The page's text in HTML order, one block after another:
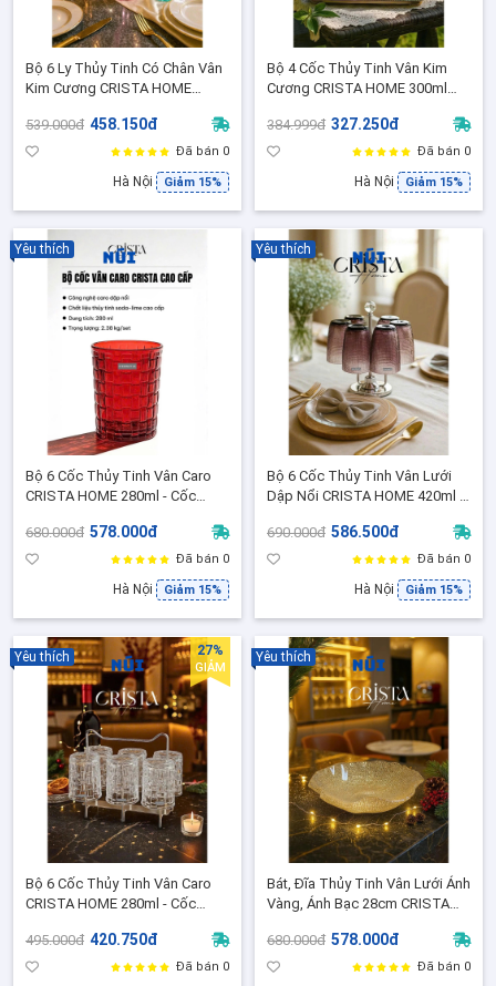
Bộ 6 Ly Thủy Tinh Có Chân Vân
Kim Cương CRISTA HOME
Pastel, Chính Hãng 60222-MIX
539.000đ 458.150đ
Đã bán 0
Hà Nội Giảm 15%
Bộ 4 Cốc Thủy Tinh Vân Kim
Cương CRISTA HOME 300ml
Trọng, Chính Hãng
384.999đ 327.250đ
Đã bán 0
Hà Nội Giảm 15%
Bộ 6 Cốc Thủy Tinh Vân Caro
CRISTA HOME 280ml - Cốc
Tặng Sang Trọng (80046-2-
Màu Đỏ Ruby)
680.000đ 578.000đ
Đã bán 0
Hà Nội Giảm 15%
Yêu thích
Bộ 6 Cốc Thủy Tinh Vân Lưới
Dập Nổi CRISTA HOME 420ml -
Nước ( 60209-PU- Màu Tím )
690.000đ 586.500đ
Đã bán 0
Hà Nội Giảm 15%
Yêu thích
Bộ 6 Cốc Thủy Tinh Vân Caro
CRISTA HOME 280ml - Cốc
Tặng Sang Trọng (80046-6-
Màu Trong Suốt)
495.000đ 420.750đ
Đã bán 0
Yêu thích 27%
GIẢM
Bát, Đĩa Thủy Tinh Vân Lưới Ánh
Vàng, Ánh Bạc 28cm CRISTA
Cấp Decor Bàn Tiệc
680.000đ 578.000đ
Đã bán 0
Yêu thích